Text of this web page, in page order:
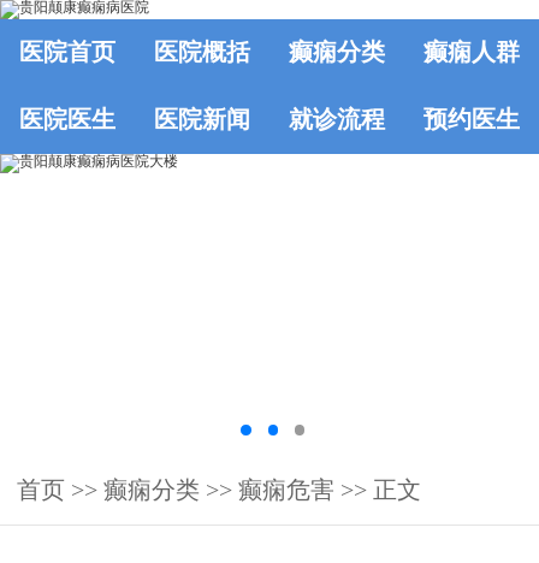
医院首页 医院概括 癫痫分类 癫痫人群
医院医生 医院新闻 就诊流程 预约医生
首页 >> 癫痫分类 >> 癫痫危害 >> 正文